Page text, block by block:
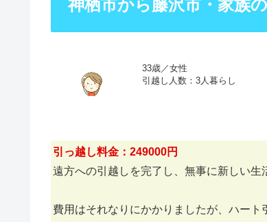
神栖市から藤沢市・家族
33歳／女性
引越し人数：3人暮らし
引っ越し料金：249000円
遠方への引越しを完了し、無事に新しい生
費用はそれなりにかかりましたが、ハー